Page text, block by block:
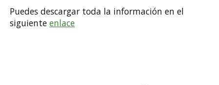
Puedes descargar toda la información en el
siguiente enlace